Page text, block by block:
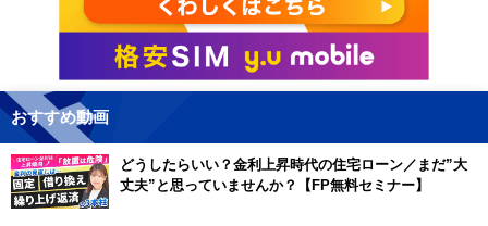
おすすめ動画
どうしたらいい？金利上昇時代の住宅ローン／まだ”大
丈夫”と思っていませんか？【FP無料セミナー】